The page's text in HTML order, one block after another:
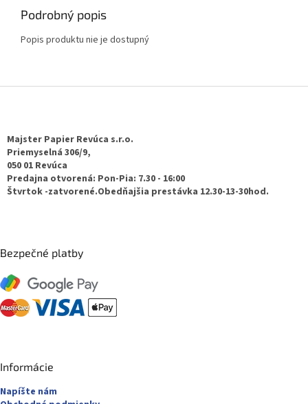
Podrobný popis
Popis produktu nie je dostupný
Majster Papier Revúca s.r.o.
Priemyselná 306/9,
050 01 Revúca
Predajna otvorená: Pon-Pia: 7.30 - 16:00
Štvrtok -zatvorené.Obedňajšia prestávka 12.30-13-30hod.
Bezpečné platby
Informácie
Napíšte nám